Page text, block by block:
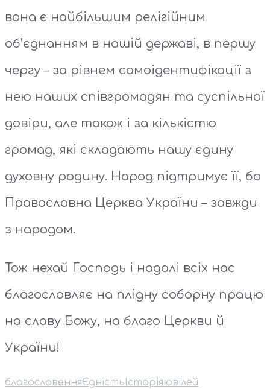
вона є найбільшим релігійним
об’єднанням в нашій державі, в першу
чергу – за рівнем самоідентифікації з
нею наших співгромадян та суспільної
довіри, але також і за кількістю
громад, які складають нашу єдину
духовну родину. Народ підтримує її, бо
Православна Церква України – завжди
з народом.
Тож нехай Господь і надалі всіх нас
благословляє на плідну соборну працю
на славу Божу, на благо Церкви й
України!
благословенняЄдність Історіяювілей